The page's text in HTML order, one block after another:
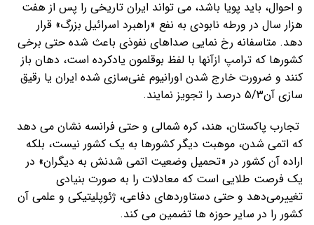
و احوال، باید پویا باشد، می تواند ایران تاریخی را پس از هفت
هزار سال در ورطه نابودی به نفع «راهبرد اسرائیل بزرگ» قرار
دهد. متاسفانه رخ نمایی صداهای نفوذی باعث شده حتی برخی
کشورها که ترامپ ازآنها با لفظ بوقلمون یادکرده است، دهان باز
کنند و ضرورت خارج شدن اورانیوم غنی‌سازی شده ایران یا رقیق
سازی آن۵/۳ درصد را تجویز نمایند.
تجارب پاکستان، هند، کره شمالی و حتی فرانسه نشان می دهد
که اتمی شدن، موهبت دیگر کشورها به یک کشور نیست، بلکه
اراده آن کشور در «تحمیل وضعیت اتمی شدنش به دیگران» در
یک فرصت طلایی است که معادلات را به صورت بنیادی
تغییرمی‌دهد و حتی دستاوردهای دفاعی، ژئوپلیتیکی و علمی آن
کشور را در سایر حوزه ها تضمین می کند.